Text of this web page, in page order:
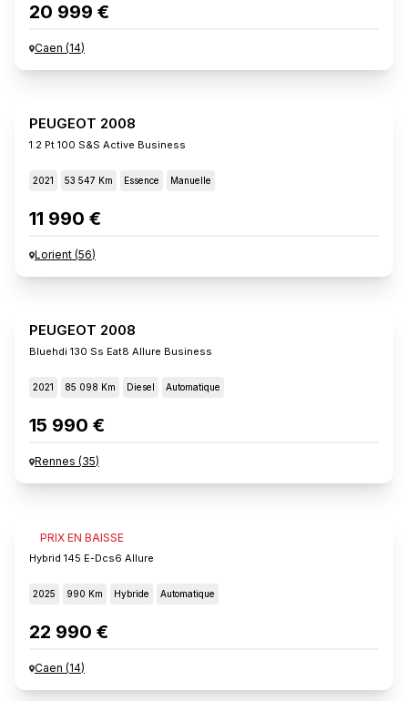
20 999 €
Caen (14)
PEUGEOT 2008
1.2 Pt 100 S&s Active Business
2021 53 547 Km Essence Manuelle
11 990 €
Lorient (56)
PEUGEOT 2008
Bluehdi 130 Ss Eat8 Allure Business
2021 85 098 Km Diesel Automatique
15 990 €
Rennes (35)
PRIX EN BAISSE
PEUGEOT 2008
Hybrid 145 E-Dcs6 Allure
2025 990 Km Hybride Automatique
22 990 €
Caen (14)